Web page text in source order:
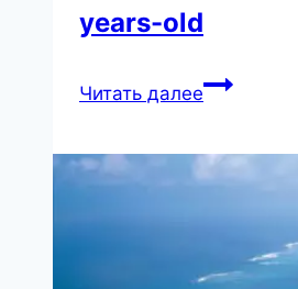
years-old
Читать далее«They
separated!»
Siamese